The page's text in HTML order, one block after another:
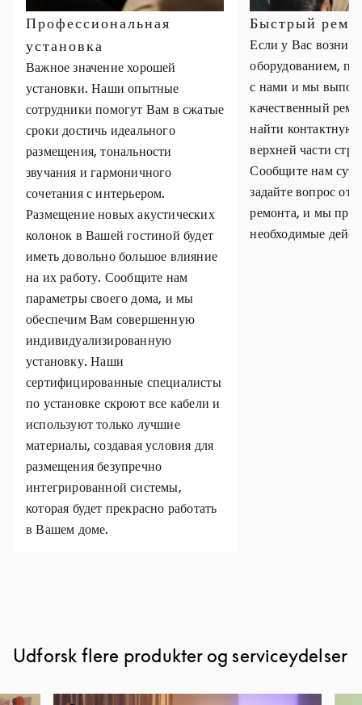
Профессиональная
установка
Важное значение хорошей
установки. Наши опытные
сотрудники помогут Вам в сжатые
сроки достичь идеального
размещения, тональности
звучания и гармоничного
сочетания с интерьером.
Размещение новых акустических
колонок в Вашей гостиной будет
иметь довольно большое влияние
на их работу. Сообщите нам
параметры своего дома, и мы
обеспечим Вам совершенную
индивидуализированную
установку. Наши
сертифицированные специалисты
по установке скроют все кабели и
используют только лучшие
материалы, создавая условия для
размещения безупречно
интегрированной системы,
которая будет прекрасно работать
в Вашем доме.
Быстрый
Если у Вас
оборудованием,
с нами и мы
качественный
найти
верхней части
Сообщите нам
задайте вопрос
ремонта, и мы
необходимые
Udforsk flere produkter og serviceydelser